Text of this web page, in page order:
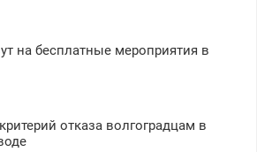
на бесплатные мероприятия в
отказа волгоградцам в